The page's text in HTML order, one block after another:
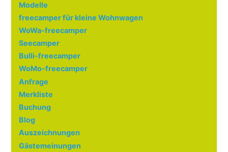
Modelle
freecamper für kleine Wohnwagen
WoWa-freecamper
Seecamper
Bulli-freecamper
WoMo-freecamper
Anfrage
Merkliste
Buchung
Blog
Auszeichnungen
Gästemeinungen